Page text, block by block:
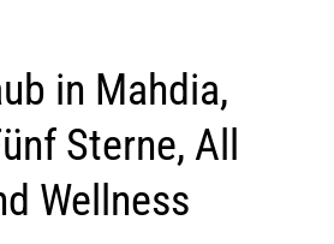
in Mahdia,
Sterne, All
Wellness